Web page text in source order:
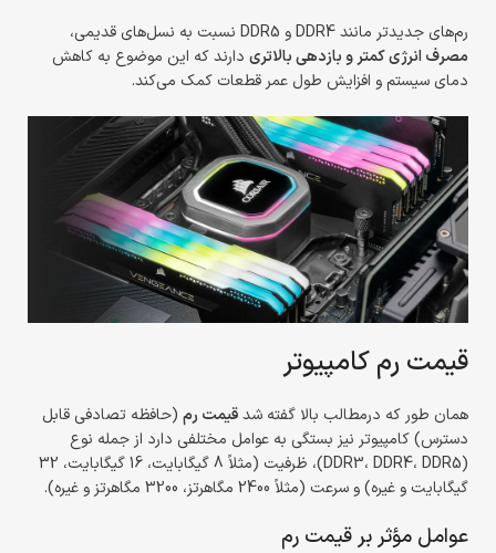
رم‌های جدیدتر مانند DDR4 و DDR5 نسبت به نسل‌های قدیمی،
مصرف انرژی کمتر و بازدهی بالاتری دارند که این موضوع به کاهش
دمای سیستم و افزایش طول عمر قطعات کمک می‌کند.
قیمت رم کامپیوتر
همان طور که درمطالب بالا گفته شدقیمت رم (حافظه تصادفی قابل
دسترس) کامپیوتر نیز بستگی به عوامل مختلفی دارد از جمله نوع
(DDR3، DDR4، DDR5)، ظرفیت (مثلاً 8 گیگابایت، 16 گیگابایت، 32
گیگابایت و غیره) و سرعت (مثلاً 2400 مگاهرتز، 3200 مگاهرتز و غیره).
عوامل مؤثر بر قیمت رم